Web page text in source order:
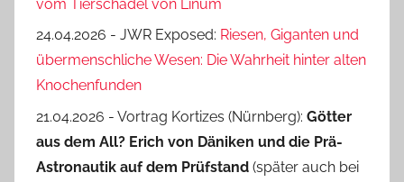
vom Tierschädel von Linum
24.04.2026 - JWR Exposed: Riesen, Giganten und
übermenschliche Wesen: Die Wahrheit hinter alten
Knochenfunden
21.04.2026 - Vortrag Kortizes (Nürnberg): Götter
aus dem All? Erich von Däniken und die Prä-
Astro­nautik auf dem Prüf­stand (später auch bei